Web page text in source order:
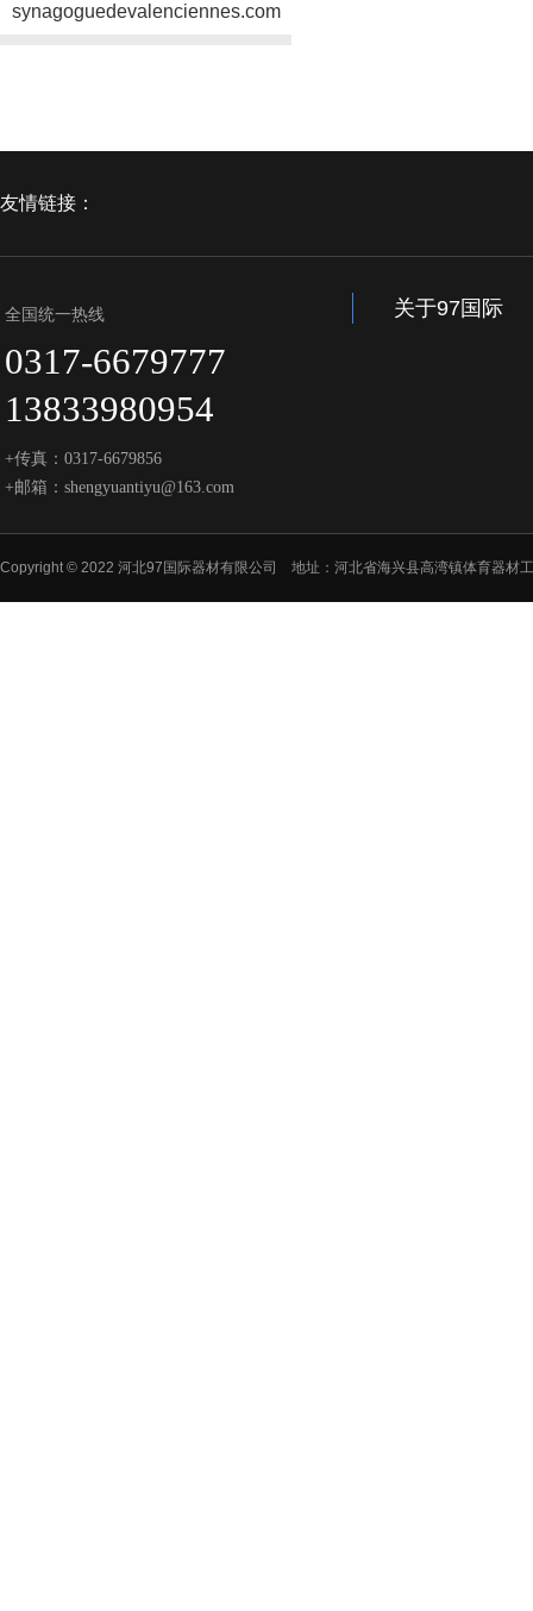
synagoguedevalenciennes.com
友情链接：
全国统一热线
0317-6679777
13833980954
+传真：0317-6679856
+邮箱：shengyuantiyu@163.com
关于97国际
Copyright © 2022 河北97国际器材有限公司 地址：河北省海兴县高湾镇体育器